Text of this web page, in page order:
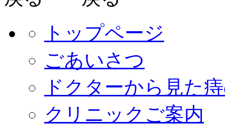
トップページ
ごあいさつ
ドクターから見た
クリニックご案内